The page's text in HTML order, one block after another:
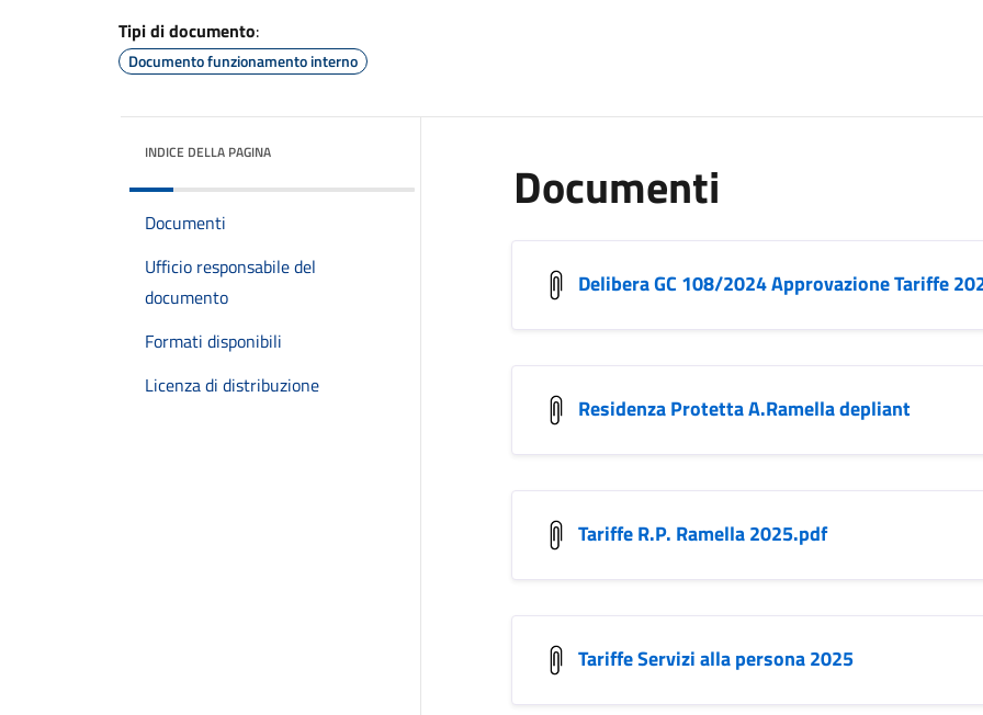
Tipi di documento:
Documento funzionamento interno
INDICE DELLA PAGINA
Documenti
Ufficio responsabile del
documento
Formati disponibili
Licenza di distribuzione
Documenti
Delibera GC 108/2024 Approvazione Tariffe
Residenza Protetta A.Ramella depliant
Tariffe R.P. Ramella 2025.pdf
Tariffe Servizi alla persona 2025